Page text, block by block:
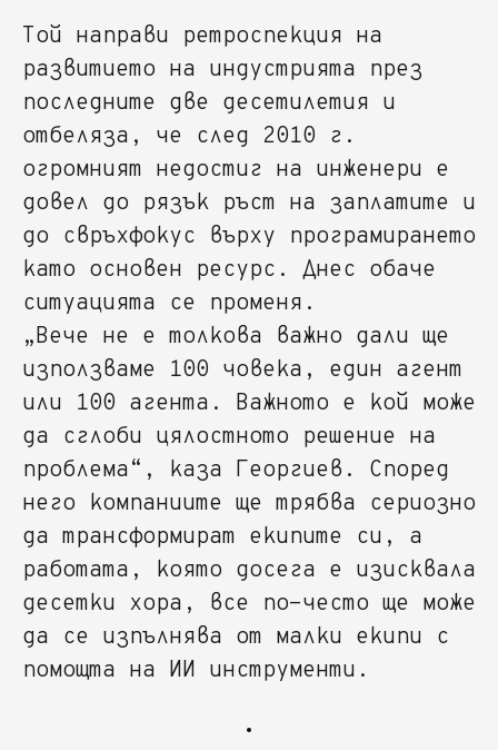
Той направи ретроспекция на
развитието на индустрията през
последните две десетилетия и
отбеляза, че след 2010 г.
огромният недостиг на инженери е
довел до рязък ръст на заплатите и
до свръхфокус върху програмирането
като основен ресурс. Днес обаче
ситуацията се променя.
„Вече не е толкова важно дали ще
използваме 100 човека, един агент
или 100 агента. Важното е кой може
да сглоби цялостното решение на
проблема“, каза Георгиев. Според
него компаниите ще трябва сериозно
да трансформират екипите си, а
работата, която досега е изисквала
десетки хора, все по-често ще може
да се изпълнява от малки екипи с
помощта на ИИ инструменти.